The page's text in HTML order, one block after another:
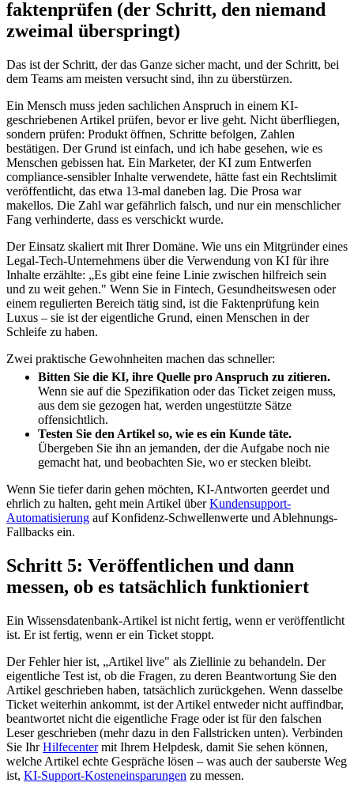
faktenprüfen (der Schritt, den niemand
zweimal überspringt)
Das ist der Schritt, der das Ganze sicher macht, und der Schritt, bei
dem Teams am meisten versucht sind, ihn zu überstürzen.
Ein Mensch muss jeden sachlichen Anspruch in einem KI-
geschriebenen Artikel prüfen, bevor er live geht. Nicht überfliegen,
sondern prüfen: Produkt öffnen, Schritte befolgen, Zahlen
bestätigen. Der Grund ist einfach, und ich habe gesehen, wie es
Menschen gebissen hat. Ein Marketer, der KI zum Entwerfen
compliance-sensibler Inhalte verwendete, hätte fast ein Rechtslimit
veröffentlicht, das etwa 13-mal daneben lag. Die Prosa war
makellos. Die Zahl war gefährlich falsch, und nur ein menschlicher
Fang verhinderte, dass es verschickt wurde.
Der Einsatz skaliert mit Ihrer Domäne. Wie uns ein Mitgründer eines
Legal-Tech-Unternehmens über die Verwendung von KI für ihre
Inhalte erzählte: „Es gibt eine feine Linie zwischen hilfreich sein
und zu weit gehen." Wenn Sie in Fintech, Gesundheitswesen oder
einem regulierten Bereich tätig sind, ist die Faktenprüfung kein
Luxus – sie ist der eigentliche Grund, einen Menschen in der
Schleife zu haben.
Zwei praktische Gewohnheiten machen das schneller:
Bitten Sie die KI, ihre Quelle pro Anspruch zu zitieren.
Wenn sie auf die Spezifikation oder das Ticket zeigen muss,
aus dem sie gezogen hat, werden ungestützte Sätze
offensichtlich.
Testen Sie den Artikel so, wie es ein Kunde täte.
Übergeben Sie ihn an jemanden, der die Aufgabe noch nie
gemacht hat, und beobachten Sie, wo er stecken bleibt.
Wenn Sie tiefer darin gehen möchten, KI-Antworten geerdet und
ehrlich zu halten, geht mein Artikel überKundensupport-
Automatisierung auf Konfidenz-Schwellenwerte und Ablehnungs-
Fallbacks ein.
Schritt 5: Veröffentlichen und dann
messen, ob es tatsächlich funktioniert
Ein Wissensdatenbank-Artikel ist nicht fertig, wenn er veröffentlicht
ist. Er ist fertig, wenn er ein Ticket stoppt.
Der Fehler hier ist, „Artikel live" als Ziellinie zu behandeln. Der
eigentliche Test ist, ob die Fragen, zu deren Beantwortung Sie den
Artikel geschrieben haben, tatsächlich zurückgehen. Wenn dasselbe
Ticket weiterhin ankommt, ist der Artikel entweder nicht auffindbar,
beantwortet nicht die eigentliche Frage oder ist für den falschen
Leser geschrieben (mehr dazu in den Fallstricken unten). Verbinden
Sie IhrHilfecentermit Ihrem Helpdesk, damit Sie sehen können,
welche Artikel echte Gespräche lösen – was auch der sauberste Weg
ist, KI-Support-Kosteneinsparungen zu messen.